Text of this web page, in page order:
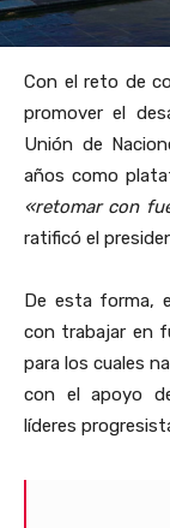
Con el reto de
promover el
Unión de
años como
«retomar con
ratificó el
De esta forma,
con trabajar en
para los cuales
con el apoyo
líderes